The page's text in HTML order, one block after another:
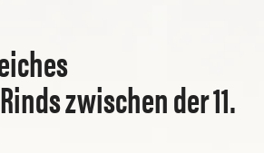
zwischen der 11.